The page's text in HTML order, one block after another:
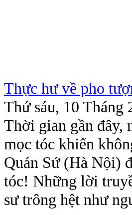
Thực hư về pho
Thứ sáu, 10 Tháng
Thời gian gần đây,
mọc tóc khiến
Quán Sứ (Hà Nội)
tóc! Những lời
sư trông hệt như